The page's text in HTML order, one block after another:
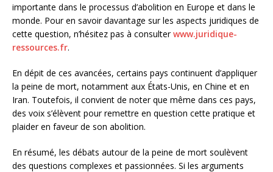
importante dans le processus d’abolition en Europe et dans le
monde. Pour en savoir davantage sur les aspects juridiques de
cette question, n’hésitez pas à consulterwww.juridique-
ressources.fr.
En dépit de ces avancées, certains pays continuent d’appliquer
la peine de mort, notamment aux États-Unis, en Chine et en
Iran. Toutefois, il convient de noter que même dans ces pays,
des voix s’élèvent pour remettre en question cette pratique et
plaider en faveur de son abolition.
En résumé, les débats autour de la peine de mort soulèvent
des questions complexes et passionnées. Si les arguments